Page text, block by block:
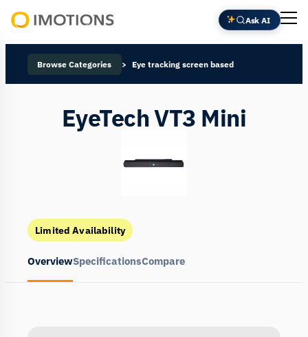
Human
Insight
Ask AI
Browse Categories Eye tracking screen based
EyeTech VT3 Mini
Limited Availability
OverviewSpecificationsCompare